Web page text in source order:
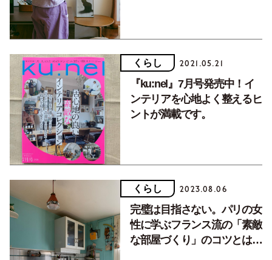
くらし 2021.05.21
『ku:nel』7月号発売中！イ
ンテリアを心地よく整えるヒ
ントが満載です。
くらし 2023.08.06
完璧は目指さない。パリの女
性に学ぶフランス流の「素敵
な部屋づくり」のコツとは？